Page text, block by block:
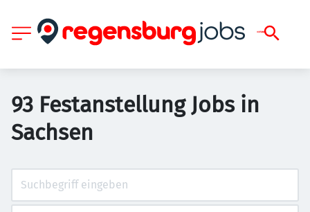
93 Festanstellung Jobs in
Sachsen